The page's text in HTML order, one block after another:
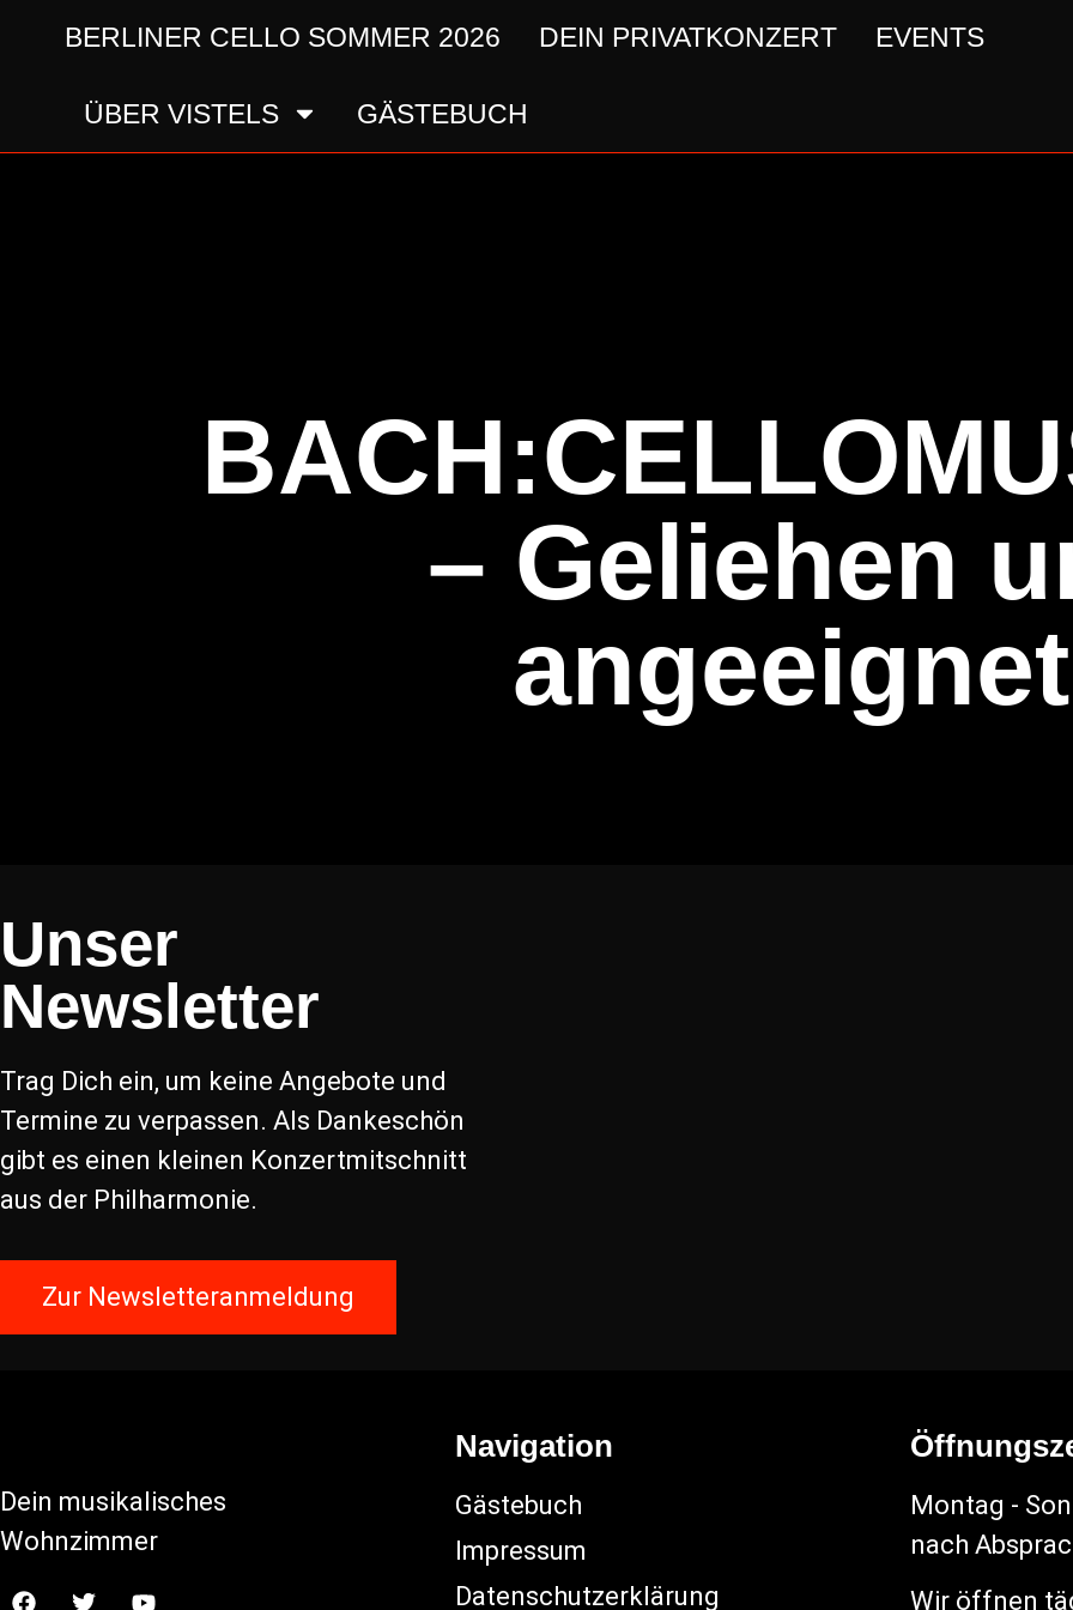
BERLINER CELLO SOMMER 2026 DEIN PRIVATKONZERT EVENTS
ÜBER VISTELS GÄSTEBUCH
– Geliehen
Unser
Newsletter
Trag Dich ein, um keine Angebote und
Termine zu verpassen. Als Dankeschön
gibt es einen kleinen Konzertmitschnitt
aus der Philharmonie.
Zur Newsletteranmeldung
Dein musikalisches
Wohnzimmer
Navigation
Gästebuch
Impressum
Datenschutzerklärung
Montag -
nach
Wir öffnen